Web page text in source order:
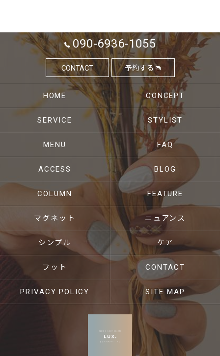
090-6936-1055
CONTACT 予約する
HOME CONCEPT
SERVICE STYLIST
MENU FAQ
ACCESS BLOG
COLUMN FEATURE
マグネット ニュアンス
シンプル ケア
フット CONTACT
PRIVACY POLICY SITE MAP